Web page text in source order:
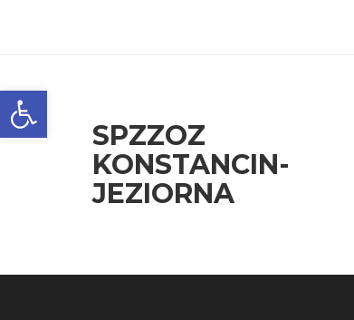
Open toolbar
SPZZOZ
KONSTANCIN-
JEZIORNA